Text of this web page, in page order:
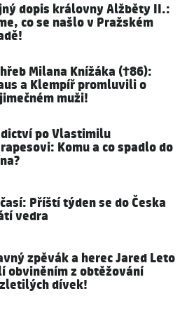
dopis královny Alžběty II.:
co se našlo v Pražském
Milana Knížáka (†86):
a Klempíř promluvili o
muži!
po Vlastimilu
Komu a co spadlo do
Příští týden se do Česka
vedra
zpěvák a herec Jared Leto
obviněním z obtěžování
dívek!